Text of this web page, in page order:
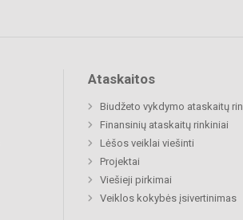
Ataskaitos
Biudžeto vykdymo ataskaitų
Finansinių ataskaitų rinkiniai
Lėšos veiklai viešinti
Projektai
Viešieji pirkimai
Veiklos kokybės įsivertinimas